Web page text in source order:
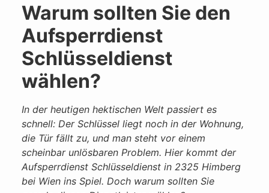
Warum sollten Sie den
Aufsperrdienst
Schlüsseldienst
wählen?
In der heutigen hektischen Welt passiert es
schnell: Der Schlüssel liegt noch in der Wohnung,
die Tür fällt zu, und man steht vor einem
scheinbar unlösbaren Problem. Hier kommt der
Aufsperrdienst Schlüsseldienst in 2325 Himberg
bei Wien ins Spiel. Doch warum sollten Sie